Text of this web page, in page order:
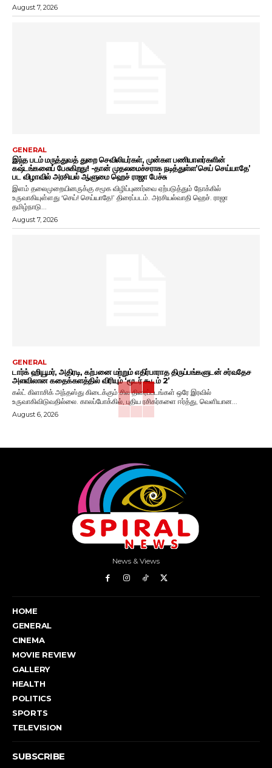
August 7, 2026
GENERAL
இந்த படம் மருத்துவத் துறை செவிலியர்கள், முன்கள பணியாளர்களின்
கஷ்டங்களைப் பேசுகிறது! -தான் முதலமைச்சராக நடித்துள்ள’செய் செய்யாதே’
பட விழாவில் அரசியல் ஆளுமை ஹெச் ராஜா பேச்சு
இளம் தலைமுறையினருக்கு சமூக விழிப்புணர்வை ஏற்படுத்தும் நோக்கில்
உருவாகியுள்ளது ‘செய்! செய்யாதே!’ திரைப்படம். அரசியல்வாதி ஹெச். ராஜா
தமிழ்நாடு...
August 7, 2026
GENERAL
டார்க் ஹியூமர், அதிரடி, கற்பனை மற்றும் எதிர்பாராத திருப்பங்களுடன் சர்வதேச
அளவிலான கதைக்களத்தில் விரியும் ‘மூடர் கூடம் 2’
கல்ட் கிளாசிக் அந்தஸ்து கிடைக்கும் சில திரைப்படங்கள் ஒரே இரவில்
உருவாகிவிடுவதில்லை. காலப்போக்கில், புதிய ரசிகர்களை ஈர்த்து, வெளியான...
August 6, 2026
News & Views
HOME
GENERAL
CINEMA
MOVIE REVIEW
GALLERY
HEALTH
POLITICS
SPORTS
TELEVISION
SUBSCRIBE